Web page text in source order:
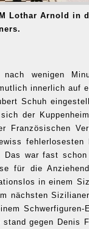
Lothar Arnold in
wenigen
innerlich auf
Schuh
der
Französischen
fehlerlosesten
war fast
für die
in einem
nächsten
gegen Denis